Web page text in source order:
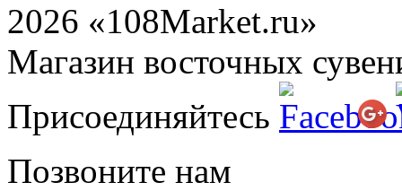
2026 «108Market.ru»
Магазин восточных
Присоединяйтесь
Позвоните нам